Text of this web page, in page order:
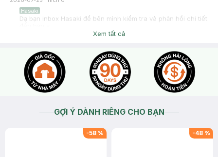
Hasaki
Dạ bạn inbox Hasaki để bên mình kiểm tra và phản hồi chi tiết
Xem tất cả
GỢI Ý DÀNH RIÊNG CHO BẠN
-58 % -48 %